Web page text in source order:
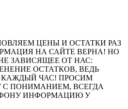
ЦЕНЫ И ОСТАТКИ РАЗ
НА САЙТЕ ВЕРНА! НО
ЗАВИСЯЩЕЕ ОТ НАС:
ОСТАТКОВ, ВЕДЬ
ЧАС! ПРОСИМ
ПОНИМАНИЕМ, ВСЕГДА
ИНФОРМАЦИЮ У